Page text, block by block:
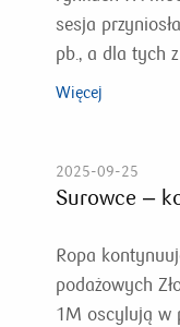
sesja
pb., a dla tych
Więcej
2025-09-25
Surowce –
Ropa
podażowych
1M oscylują w